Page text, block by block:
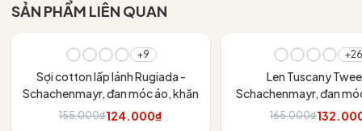
SẢN PHẨM LIÊN QUAN
+9
Sợi cotton lấp lánh Rugiada -
Schachenmayr, đan móc áo, khăn
155.000₫124.000₫
+26
Len Tuscany
Schachenmayr, đan
khăn, nón
165.000₫